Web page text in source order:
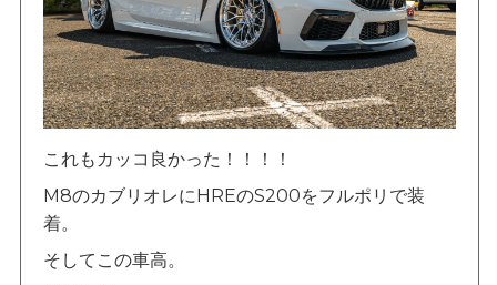
これもカッコ良かった！！！！
M8のカブリオレにHREのS200をフルポリで装
着。
そしてこの車高。